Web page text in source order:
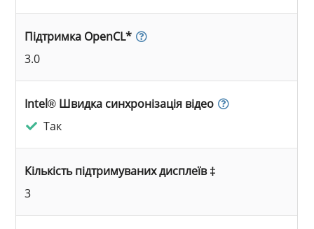
Підтримка OpenCL*
3.0
Intel® Швидка синхронізація відео
Так
Кількість підтримуваних дисплеїв ‡
3